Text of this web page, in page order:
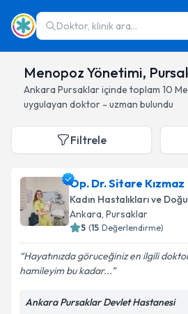
Doktor, klinik ara...
Menopoz Yönetimi,
Ankara Pursaklariçinde toplam 10
uygulayan doktor - uzman bulundu
Filtrele
Op. Dr. Sitare Kızmaz
Kadın Hastalıkları ve
Ankara, Pursaklar
5 (15 Değerlendirme)
Hayatınızda göruceğiniz en ilgili
hamileyim bu kadar...
Ankara Pursaklar Devlet Hastanesi